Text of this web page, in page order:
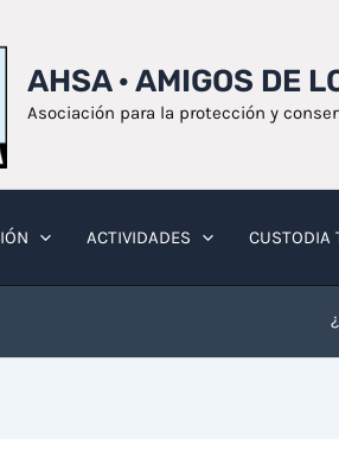
AHSA · AMIGOS DE
Asociación para la protección y
ACTIVIDADES CUSTODIA